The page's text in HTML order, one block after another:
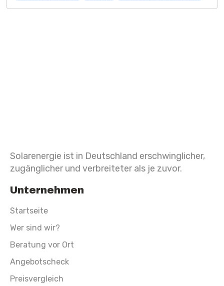
Solarenergie ist in Deutschland erschwinglicher,
zugänglicher und verbreiteter als je zuvor.
Unternehmen
Startseite
Wer sind wir?
Beratung vor Ort
Angebotscheck
Preisvergleich